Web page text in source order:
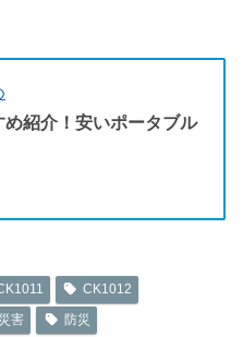
紹介！安いポータブル
CK1012
災害 防災